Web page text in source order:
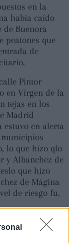
en la
había caído
de Buenora
peatones que
de
Pintor
en Virgen de la
tejas en los
Madrid
en alerta
lo que hizo qlo
y Albanchez de
que hizo
de Mágina
de riesgo fu.